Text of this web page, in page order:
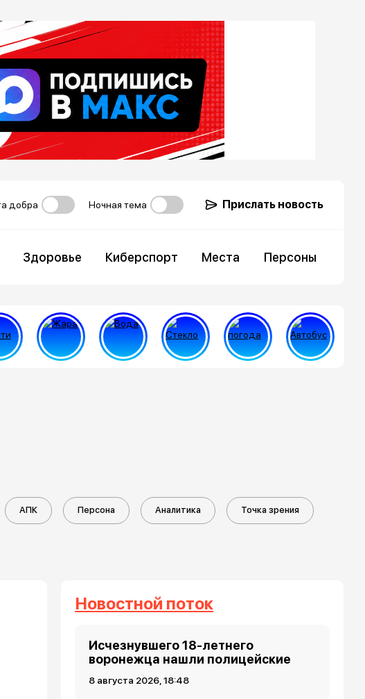
добра Ночная тема Прислать новость
Здоровье Киберспорт Места Персоны
АПК Персона Аналитика Точка зрения
Новостной поток
Исчезнувшего 18-летнего
воронежца нашли полицейские
8 августа 2026, 18:48